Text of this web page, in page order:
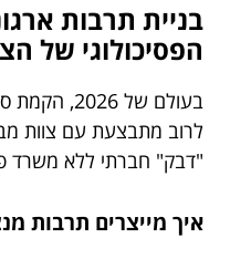
בניית תרבות
הפסיכולוגי של
בעולם של 2026, הקמת סטארט אפ עם
לרוב מתבצעת עם צוות
"דבק" חברתי ללא משרד
איך מייצרים תרבות